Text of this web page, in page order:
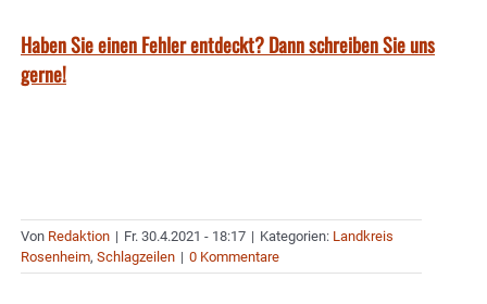
Haben Sie einen Fehler entdeckt? Dann schreiben Sie uns
gerne!
Von Redaktion | Fr. 30.4.2021 - 18:17 | Kategorien: Landkreis
Rosenheim, Schlagzeilen | 0 Kommentare